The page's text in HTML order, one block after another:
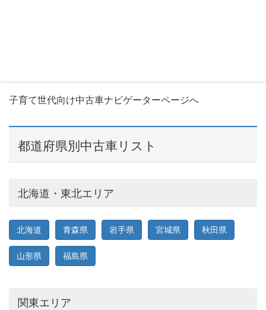
子育て世代向け中古車ナビゲーターページへ
都道府県別中古車リスト
北海道・東北エリア
北海道 青森県 岩手県 宮城県 秋田県
山形県 福島県
関東エリア